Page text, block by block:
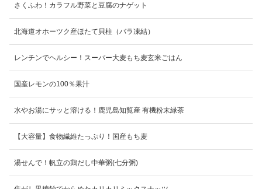
さくふわ！カラフル野菜と豆腐のナゲット
北海道オホーツク産ほたて貝柱（バラ凍結）
レンチンでヘルシー！スーパー大麦もち麦玄米ごはん
国産レモンの100％果汁
水やお湯にサッと溶ける！鹿児島知覧産 有機粉末緑茶
【大容量】食物繊維たっぷり！国産もち麦
湯せんで！帆立の鶏だし中華粥(七分粥)